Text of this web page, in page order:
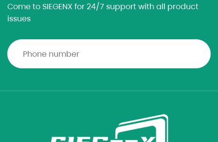
Come to SIEGENX for 24/7 support with all product
issues